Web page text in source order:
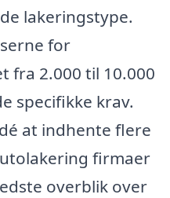
lakeringstype.
for
fra 2.000 til 10.000
specifikke krav.
at indhente flere
firmaer
overblik over